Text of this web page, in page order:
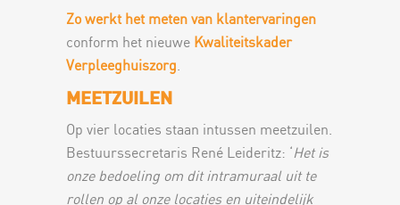
Zo werkt het meten van klantervaringen
conform het nieuwe Kwaliteitskader
Verpleeghuiszorg.
MEETZUILEN
Op vier locaties staan intussen meetzuilen.
Bestuurssecretaris René Leideritz: ‘Het is
onze bedoeling om dit intramuraal uit te
rollen op al onze locaties en uiteindelijk